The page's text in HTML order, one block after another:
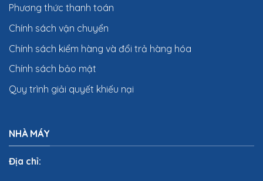
Phương thức thanh toán
Chính sách vận chuyển
Chính sách kiểm hàng và đổi trả hàng hóa
Chính sách bảo mật
Quy trình giải quyết khiếu nại
NHÀ MÁY
Địa chỉ: